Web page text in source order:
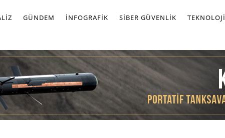
GÜNDEM İNFOGRAFIK SIBER GÜVENLIK TEKNOLOJI